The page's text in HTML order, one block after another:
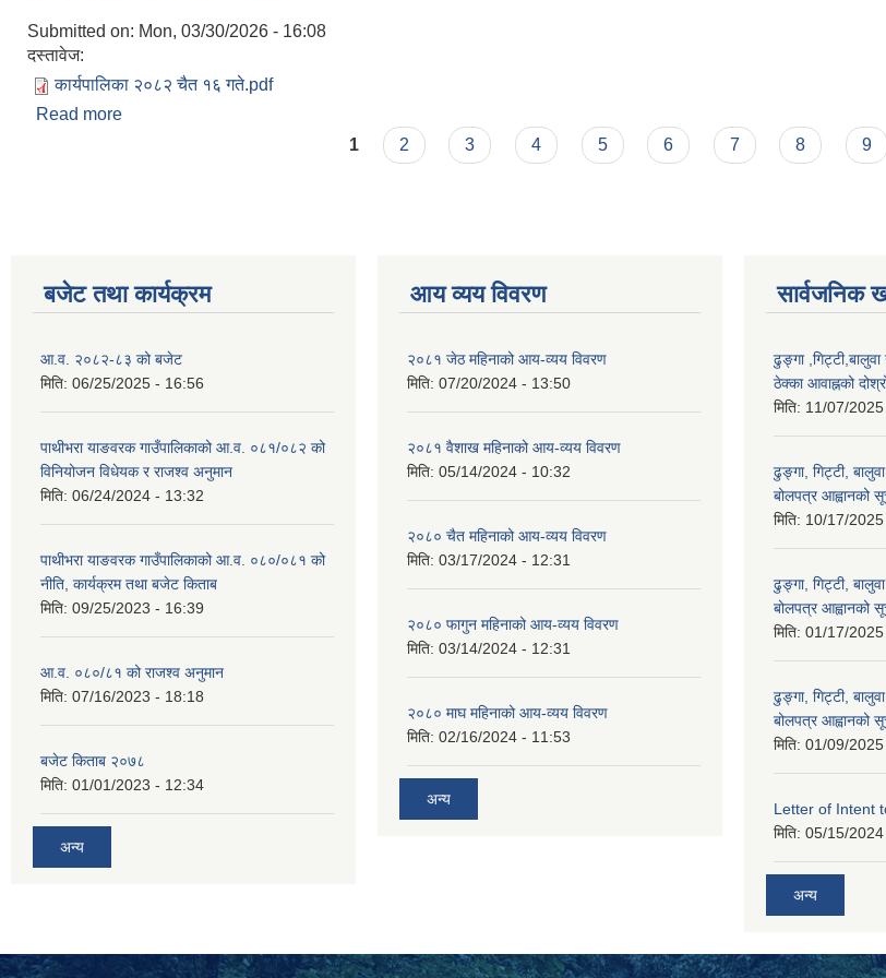
Submitted on: Mon, 03/30/2026 - 16:08
दस्तावेज:
कार्यपालिका २०८२ चैत १६ गते.pdf
Read more
1 2 3 4 5 6 7 8 9
बजेट तथा कार्यक्रम
आ.व. २०८२-८३ को बजेट
मिति: 06/25/2025 - 16:56
पाथीभरा याङवरक गाउँपालिकाको आ.व. ०८१/०८२ को
विनियोजन विधेयक र राजश्व अनुमान
मिति: 06/24/2024 - 13:32
पाथीभरा याङवरक गाउँपालिकाको आ.व. ०८०/०८१ को
नीति, कार्यक्रम तथा बजेट किताब
मिति: 09/25/2023 - 16:39
आ.व. ०८०/८१ को राजश्व अनुमान
मिति: 07/16/2023 - 18:18
बजेट किताब २०७८
मिति: 01/01/2023 - 12:34
अन्य
आय व्यय विवरण
२०८१ जेठ महिनाको आय-व्यय विवरण
मिति: 07/20/2024 - 13:50
२०८१ वैशाख महिनाको आय-व्यय विवरण
मिति: 05/14/2024 - 10:32
२०८० चैत महिनाको आय-व्यय विवरण
मिति: 03/17/2024 - 12:31
२०८० फागुन महिनाको आय-व्यय विवरण
मिति: 03/14/2024 - 12:31
२०८० माघ महिनाको आय-व्यय विवरण
मिति: 02/16/2024 - 11:53
अन्य
सार्वजनिक
ढुङ्गा
ठेक्का आवाह्नको
मिति: 11/07/
ढुङ्गा, गिट्टी,
बोलपत्र आह्वानको
मिति: 10/17/
ढुङ्गा, गिट्टी,
बोलपत्र आह्वानको
मिति: 01/17/
ढुङ्गा, गिट्टी,
बोलपत्र आह्वानको
मिति: 01/09/
Letter of Intent
मिति: 05/15/
अन्य